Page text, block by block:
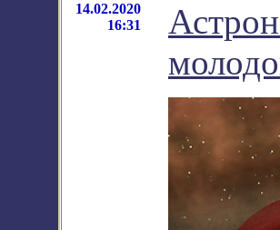
14.02.2020
16:31